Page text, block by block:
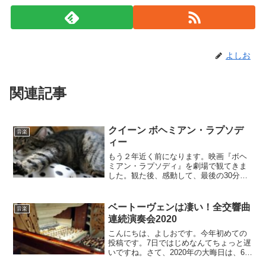
よしお
関連記事
音楽
クイーン ボヘミアン・ラプソデ
ィー
もう２年近く前になります。映画『ボヘ
ミアン・ラプソディ』を劇場で観てきま
した。観た後、感動して、最後の30分は
ンドです。とにかくぜひ映画を観てくだ
さい。クイーンを知らない世代にもきっ
と感動します。
音楽
ベートーヴェンは凄い！全交響曲
連続演奏会2020
こんにちは、よしおです。今年初めての
投稿です。7日ではじめなんてちょっと遅
いですね。さて、2020年の大晦日は、6年